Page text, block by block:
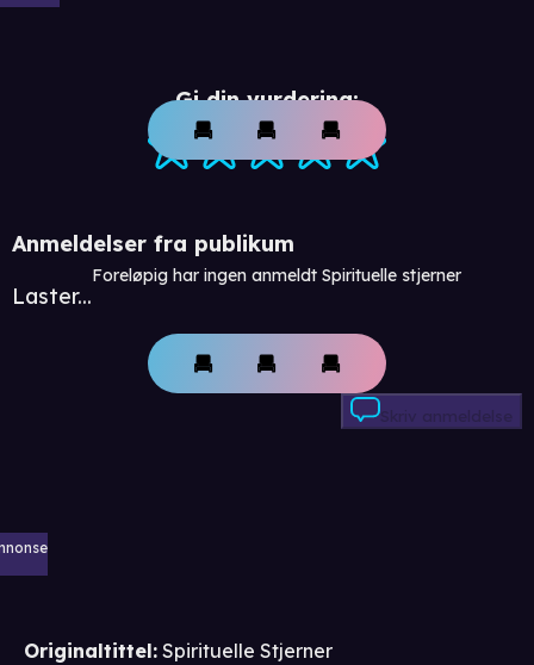
Gi din vurdering:
Anmeldelser fra publikum
Laster...
Foreløpig har ingen anmeldt Spirituelle stjerner
Skriv anmeldelse
Originaltittel: Spirituelle Stjerner